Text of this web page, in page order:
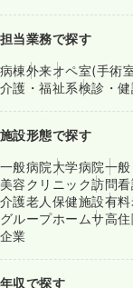
担当業務で探す
病棟外来オペ室(手術
介護・福祉系検診・
施設形態で探す
一般病院大学病院一
美容クリニック訪問
介護老人保健施設有
グループホームサ高住
企業
年収で探す